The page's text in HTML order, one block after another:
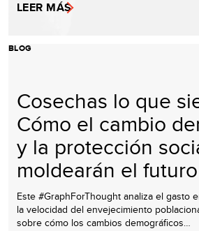
LEER MÁS
BLOG
Cosechas lo que
Cómo el cambio
y la protección
moldearán el
Este #GraphForThought analiza el gasto
la velocidad del envejecimiento
sobre cómo los cambios demográficos…